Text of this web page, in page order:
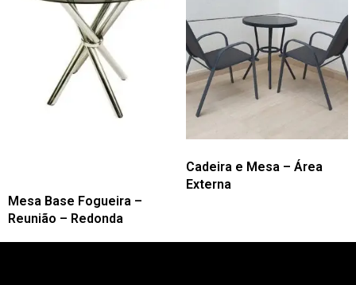
Mesa Base Fogueira –
Reunião – Redonda
Cadeira e Mesa – Área
Externa